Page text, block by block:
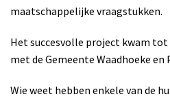
maatschappelijke vraagstukken.
Het succesvolle project kwam
met de Gemeente Waadhoeke en
Wie weet hebben enkele van de